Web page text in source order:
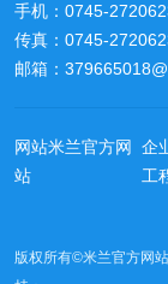
手机：0745-
传真：0745-
邮箱：
网站米兰官方网
站
企
工
版权所有©米兰官方